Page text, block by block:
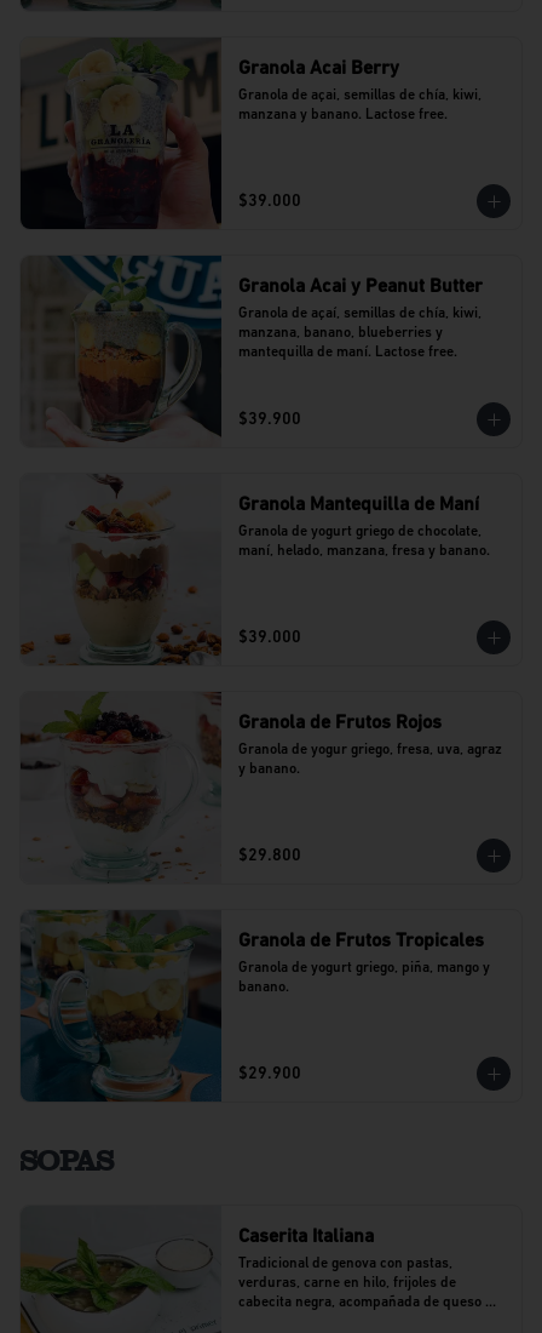
Granola Acai Berry
Granola de açai, semillas de chía, kiwi,
manzana y banano. Lactose free.
$39.000
Granola Acai y Peanut Butter
Granola de açaí, semillas de chía, kiwi,
manzana, banano, blueberries y
mantequilla de maní. Lactose free.
$39.900
Granola Mantequilla de Maní
Granola de yogurt griego de chocolate,
maní, helado, manzana, fresa y banano.
$39.000
Granola de Frutos Rojos
Granola de yogur griego, fresa, uva, agraz
y banano.
$29.800
Granola de Frutos Tropicales
Granola de yogurt griego, piña, mango y
banano.
$29.900
SOPAS
Caserita Italiana
Tradicional de genova con pastas,
verduras, carne en hilo, frijoles de
cabecita negra, acompañada de queso